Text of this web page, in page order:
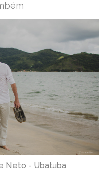
Neto - Ubatuba